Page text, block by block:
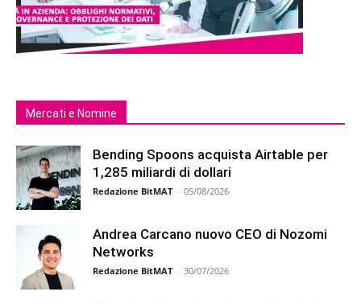
Mercati e Nomine
Bending Spoons acquista Airtable per
1,285 miliardi di dollari
Redazione BitMAT - 05/08/2026
Andrea Carcano nuovo CEO di Nozomi
Networks
Redazione BitMAT - 30/07/2026